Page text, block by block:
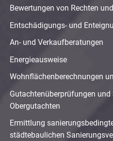
Bewertungen von Rechten
Entschädigungs- und
An- und Verkaufberatungen
Energieausweise
Wohnflächenberechnungen
Gutachtenüberprüfungen
Obergutachten
Ermittlung
städtebaulichen